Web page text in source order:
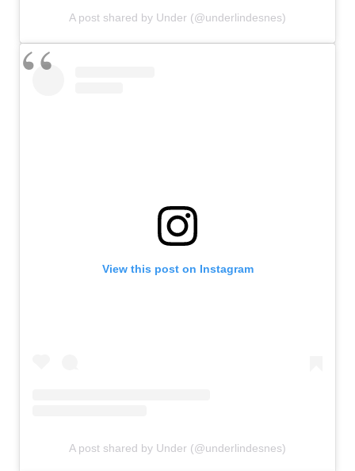
A post shared by Under (@underlindesnes)
View this post on Instagram
A post shared by Under (@underlindesnes)